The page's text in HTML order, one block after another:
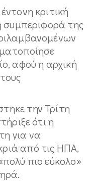
κριτική
συμπεριφορά της
αφού η αρχική
την Τρίτη
ότι η
για να
από τις ΗΠΑ,
πιο εύκολο»